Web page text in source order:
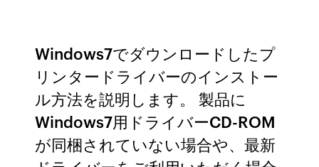
Windows7でダウンロードしたプ
リンタードライバーのインストー
ル方法を説明します。 製品に
Windows7用ドライバーCD-ROM
が同梱されていない場合や、最新